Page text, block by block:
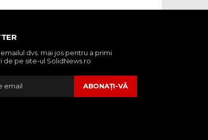
dvs. mai jos pentru a primi
de pe site-ul SolidNews.ro
ABONAŢI-VĂ